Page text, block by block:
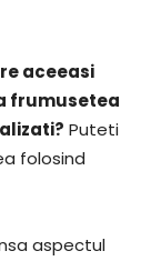
aceeasi
frumusetea
Puteti
folosind
aspectul